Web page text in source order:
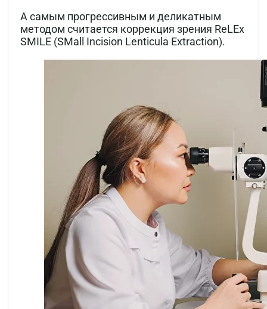
А самым прогрессивным и деликатным
методом считается коррекция зрения ReLEx
SMILE (SMall Incision Lenticula Extraction).